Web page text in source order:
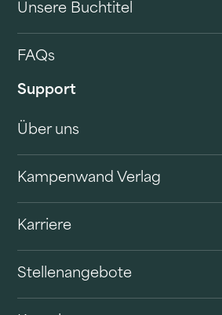
Unsere Buchtitel
FAQs
Support
Über uns
Kampenwand Verlag
Karriere
Stellenangebote